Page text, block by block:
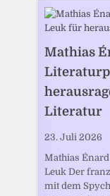
Mathias
Literatur
23. Juli 2026
Mathias
Leuk Der
mit dem